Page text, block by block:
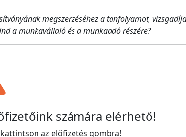
megszerzéséhez a tanfolyamot,
a munkavállaló és a munkaadó részére?
számára elérhető!
az előfizetés gombra!